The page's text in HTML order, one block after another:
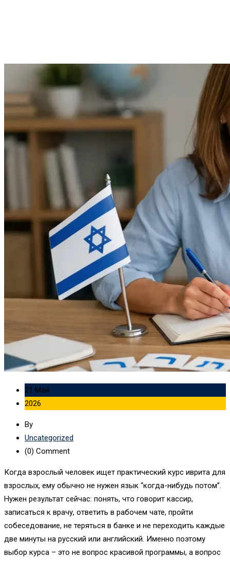
21 Май
2026
By
Uncategorized
(0) Comment
Когда взрослый человек ищет практический курс иврита для
взрослых, ему обычно не нужен язык “когда-нибудь потом”.
Нужен результат сейчас: понять, что говорит кассир,
записаться к врачу, ответить в рабочем чате, пройти
собеседование, не теряться в банке и не переходить каждые
две минуты на русский или английский. Именно поэтому
выбор курса – это не вопрос красивой программы, а вопрос